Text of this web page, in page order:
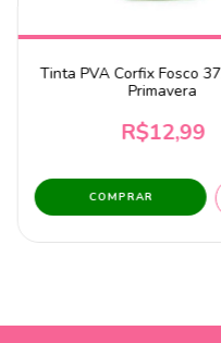
Tinta PVA Corfix Fosco
Primavera
R$12,99
COMPRAR